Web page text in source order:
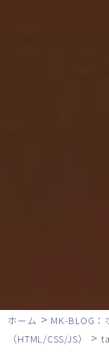
ホーム > MK-BLOG：
（HTML/CSS/JS）
>